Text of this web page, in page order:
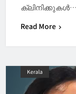
ക്ലിനിക്കുകൾ…
Read More
Kerala